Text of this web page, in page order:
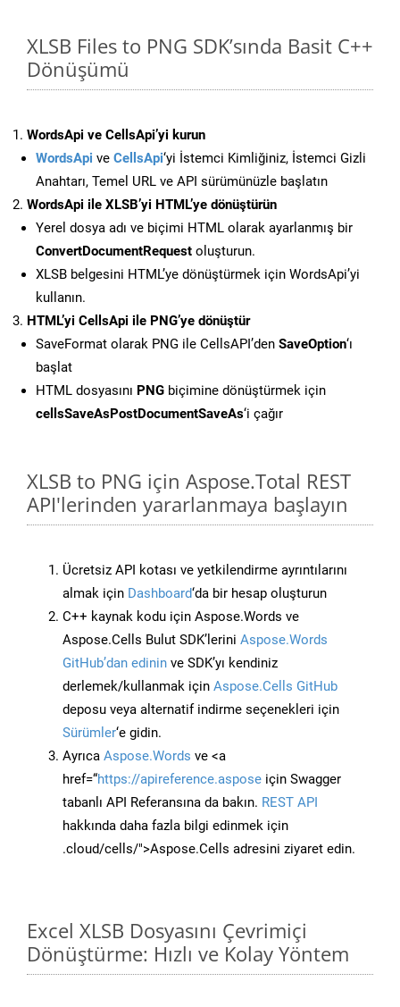
XLSB Files to PNG SDK’sında Basit C++
Dönüşümü
WordsApi ve CellsApi’yi kurun
WordsApi ve CellsApi‘yi İstemci Kimliğiniz, İstemci Gizli
Anahtarı, Temel URL ve API sürümünüzle başlatın
WordsApi ile XLSB’yi HTML’ye dönüştürün
Yerel dosya adı ve biçimi HTML olarak ayarlanmış bir
ConvertDocumentRequest oluşturun.
XLSB belgesini HTML’ye dönüştürmek için WordsApi’yi
kullanın.
HTML’yi CellsApi ile PNG’ye dönüştür
SaveFormat olarak PNG ile CellsAPI’den SaveOption‘ı
başlat
HTML dosyasını PNG biçimine dönüştürmek için
cellsSaveAsPostDocumentSaveAs‘i çağır
XLSB to PNG için Aspose.Total REST
API'lerinden yararlanmaya başlayın
Ücretsiz API kotası ve yetkilendirme ayrıntılarını
almak için Dashboard‘da bir hesap oluşturun
C++ kaynak kodu için Aspose.Words ve
Aspose.Cells Bulut SDK’lerini Aspose.Words
GitHub’dan edinin ve SDK’yı kendiniz
derlemek/kullanmak için Aspose.Cells GitHub
deposu veya alternatif indirme seçenekleri için
Sürümler‘e gidin.
Ayrıca Aspose.Words ve <a
href=“https://apireference.aspose için Swagger
tabanlı API Referansına da bakın. REST API
hakkında daha fazla bilgi edinmek için
.cloud/cells/">Aspose.Cells adresini ziyaret edin.
Excel XLSB Dosyasını Çevrimiçi
Dönüştürme: Hızlı ve Kolay Yöntem